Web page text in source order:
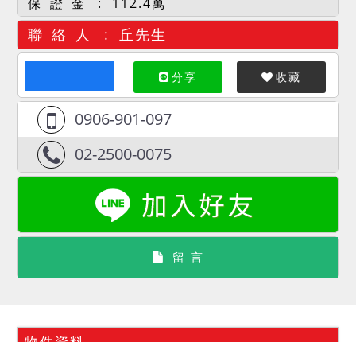
聯 絡 人 丘先生
分享 收藏
0906-901-097
02-2500-0075
留 言